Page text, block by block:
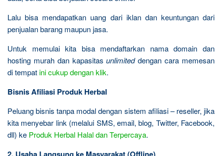
Lalu bisa mendapatkan uang dari iklan dan keuntungan dari
penjualan barang maupun jasa.
Untuk memulai kita bisa mendaftarkan nama domain dan
hosting murah dan kapasitasunlimiteddengan cara memesan
di tempatini cukup dengan klik.
Bisnis Afiliasi Produk Herbal
Peluang bisnis tanpa modal dengan sistem afiliasi – reseller, jika
kita menyebar link (melalui SMS, email, blog, Twitter, Facebook,
dll) ke Produk Herbal Halal dan Terpercaya.